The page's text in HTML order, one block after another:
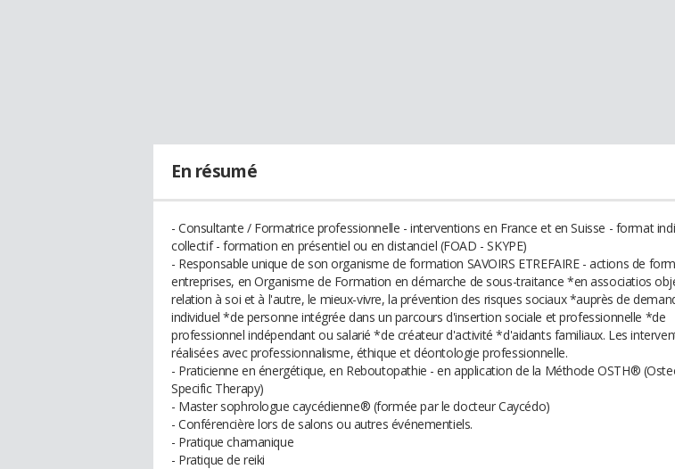
En résumé
- Consultante / Formatrice professionnelle - interventions en France et en Suisse - format
collectif - formation en présentiel ou en distanciel (FOAD - SKYPE)
- Responsable unique de son organisme de formation SAVOIRS ETREFAIRE - actions de
entreprises, en Organisme de Formation en démarche de sous-traitance *en associatios
relation à soi et à l'autre, le mieux-vivre, la prévention des risques sociaux *auprès de
individuel *de personne intégrée dans un parcours d'insertion sociale et professionnelle *de
professionnel indépendant ou salarié *de créateur d'activité *d'aidants familiaux. Les
réalisées avec professionnalisme, éthique et déontologie professionnelle.
- Praticienne en énergétique, en Reboutopathie - en application de la Méthode OSTH®
Specific Therapy)
- Master sophrologue caycédienne® (formée par le docteur Caycédo)
- Conférencière lors de salons ou autres événementiels.
- Pratique chamanique
- Pratique de reiki